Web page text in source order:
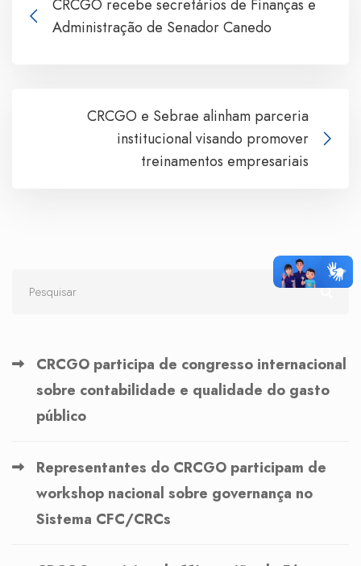
CRCGO recebe secretários de Finanças e
Administração de Senador Canedo
CRCGO e Sebrae alinham parceria
institucional visando promover
treinamentos empresariais
CRCGO participa de congresso internacional
sobre contabilidade e qualidade do gasto
público
Representantes do CRCGO participam de
workshop nacional sobre governança no
Sistema CFC/CRCs